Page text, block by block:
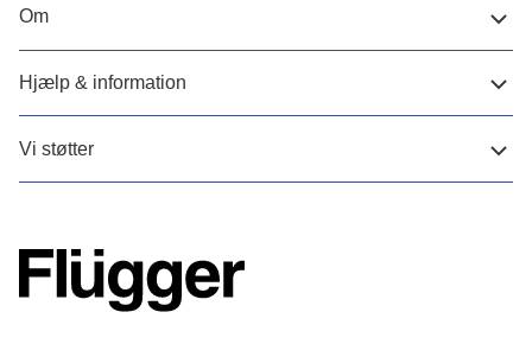
Om
Hjælp & information
Vi støtter